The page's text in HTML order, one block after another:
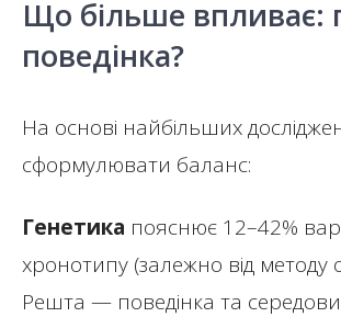
Що більше впливає:
поведінка?
На основі найбільших
сформулювати баланс:
Генетика пояснює 12–42%
хронотипу (залежно від методу
Решта — поведінка та